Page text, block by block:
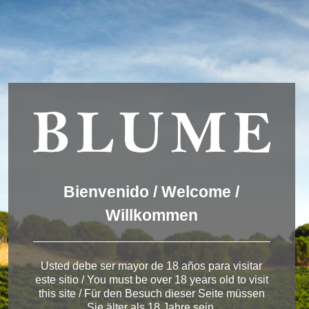
ENGLISH
ESPAÑOL
DEUTSCH
Winery Toro
< Pagos del Rey
We are using cookies to give you the best experience on our
website.
You can find out more about which cookies we are using or
Bienvenido / Welcome /
Willkommen
Usted debe ser mayor de 18 años para visitar
este sitio / You must be over 18 years old to visit
this site / Für den Besuch dieser Seite müssen